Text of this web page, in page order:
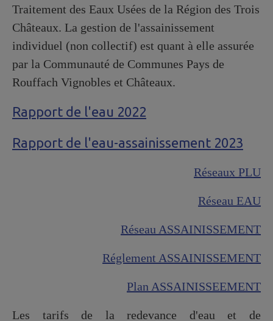
Traitement des Eaux Usées de la Région des Trois
Châteaux. La gestion de l'assainissement
individuel (non collectif) est quant à elle assurée
par la Communauté de Communes Pays de
Rouffach Vignobles et Châteaux.
Rapport de l'eau 2022
Rapport de l'eau-assainissement 2023
Réseaux PLU
Réseau EAU
Réseau ASSAINISSEMENT
Réglement ASSAINISSEMENT
Plan ASSAINISSEEMENT
Les tarifs de la redevance d'eau et de